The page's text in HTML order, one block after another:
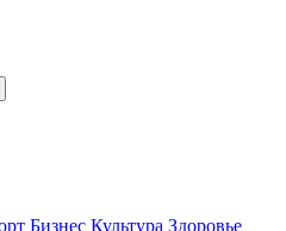
Бизнес Культура Здоровье